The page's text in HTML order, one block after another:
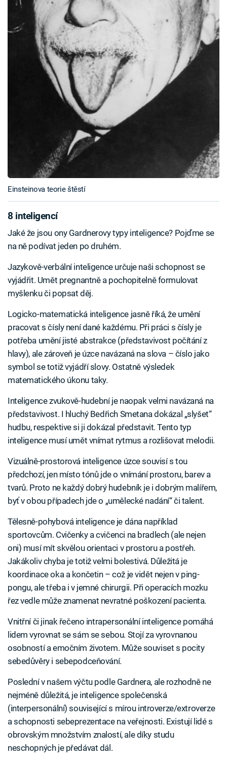
Einsteinova teorie štěstí
8 inteligencí
Jaké že jsou ony Gardnerovy typy inteligence? Pojďme se
na ně podívat jeden po druhém.
Jazykově-verbální inteligence určuje naši schopnost se
vyjádřit. Umět pregnantně a pochopitelně formulovat
myšlenku či popsat děj.
Logicko-matematická inteligence jasně říká, že umění
pracovat s čísly není dané každému. Při práci s čísly je
potřeba umění jisté abstrakce (představivost počítání z
hlavy), ale zároveň je úzce navázaná na slova – číslo jako
symbol se totiž vyjádří slovy. Ostatně výsledek
matematického úkonu taky.
Inteligence zvukově-hudební je naopak velmi navázaná na
představivost. I hluchý Bedřich Smetana dokázal „slyšet“
hudbu, respektive si ji dokázal představit. Tento typ
inteligence musí umět vnímat rytmus a rozlišovat melodii.
Vizuálně-prostorová inteligence úzce souvisí s tou
předchozí, jen místo tónů jde o vnímání prostoru, barev a
tvarů. Proto ne každý dobrý hudebník je i dobrým malířem,
byť v obou případech jde o „umělecké nadání“ či talent.
Tělesně-pohybová inteligence je dána například
sportovcům. Cvičenky a cvičenci na bradlech (ale nejen
oni) musí mít skvělou orientaci v prostoru a postřeh.
Jakákoliv chyba je totiž velmi bolestivá. Důležitá je
koordinace oka a končetin – což je vidět nejen v ping-
pongu, ale třeba i v jemné chirurgii. Při operacích mozku
řez vedle může znamenat nevratné poškození pacienta.
Vnitřní či jinak řečeno intrapersonální inteligence pomáhá
lidem vyrovnat se sám se sebou. Stojí za vyrovnanou
osobností a emočním životem. Může souviset s pocity
sebedůvěry i sebepodceňování.
Poslední v našem výčtu podle Gardnera, ale rozhodně ne
nejméně důležitá, je inteligence společenská
(interpersonální) související s mírou introverze/extroverze
a schopnosti sebeprezentace na veřejnosti. Existují lidé s
obrovským množstvím znalostí, ale díky studu
neschopných je předávat dál.